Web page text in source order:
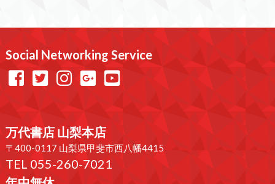
Social Networking Service
万代書店 山梨本店
〒400-0117 山梨県甲斐市西八幡4415
TEL 055-260-7021